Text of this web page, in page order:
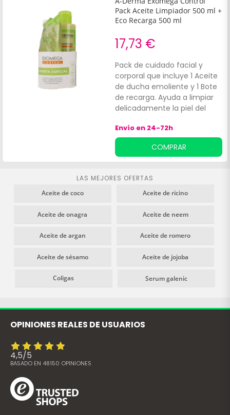
Pack Aceite Limpiador 500 ml +
Eco Recarga 500 ml
17,73 €
Pack de cuidado facial y
corporal que incluye 1 Aceite
de ducha emoliente y 1 Bote
de recarga. Ayuda a limpiar
delicadamente la piel del
ingredientes tienen
propiedades suavizantes,
calmantes e hidratantes.
Especialmente indicado para
atópica.
Envío en 24-72h
COMPRAR
LAS MEJORES OFERTAS
Aceite de coco
Aceite de ricino
Aceite de onagra Aceite de neem
Aceite de argan Aceite de romero
Aceite de sésamo Aceite de jojoba
Coligas Serum galenic
OPINIONES REALES DE USUARIOS
4,5/5
BASADO EN 48150 OPINIONES